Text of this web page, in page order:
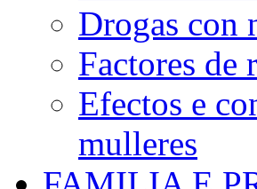
Drogas con
Factores de
Efectos e
mulleres